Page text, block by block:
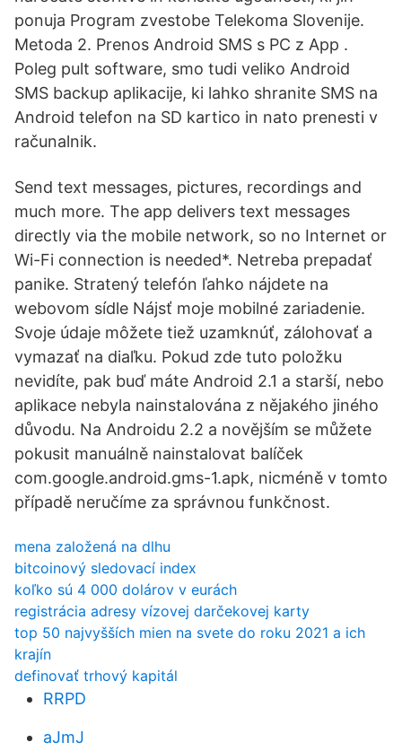
ponuja Program zvestobe Telekoma Slovenije.
Metoda 2. Prenos Android SMS s PC z App .
Poleg pult software, smo tudi veliko Android
SMS backup aplikacije, ki lahko shranite SMS na
Android telefon na SD kartico in nato prenesti v
računalnik.
Send text messages, pictures, recordings and
much more. The app delivers text messages
directly via the mobile network, so no Internet or
Wi-Fi connection is needed*. Netreba prepadať
panike. Stratený telefón ľahko nájdete na
webovom sídle Nájsť moje mobilné zariadenie.
Svoje údaje môžete tiež uzamknúť, zálohovať a
vymazať na diaľku. Pokud zde tuto položku
nevidíte, pak buď máte Android 2.1 a starší, nebo
aplikace nebyla nainstalována z nějakého jiného
důvodu. Na Androidu 2.2 a novějším se můžete
pokusit manuálně nainstalovat balíček
com.google.android.gms-1.apk, nicméně v tomto
případě neručíme za správnou funkčnost.
mena založená na dlhu
bitcoinový sledovací index
koľko sú 4 000 dolárov v eurách
registrácia adresy vízovej darčekovej karty
top 50 najvyšších mien na svete do roku 2021 a ich
krajín
definovať trhový kapitál
RRPD
aJmJ